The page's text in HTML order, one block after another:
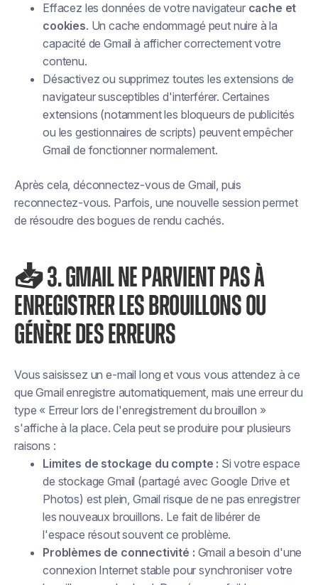
Effacez les données de votre navigateur cache et
cookies. Un cache endommagé peut nuire à la
capacité de Gmail à afficher correctement votre
contenu.
Désactivez ou supprimez toutes les extensions de
navigateur susceptibles d'interférer. Certaines
extensions (notamment les bloqueurs de publicités
ou les gestionnaires de scripts) peuvent empêcher
Gmail de fonctionner normalement.
Après cela, déconnectez-vous de Gmail, puis
reconnectez-vous. Parfois, une nouvelle session permet
de résoudre des bogues de rendu cachés.
📥 3. GMAIL NE PARVIENT PAS À
ENREGISTRER LES BROUILLONS OU
GÉNÈRE DES ERREURS
Vous saisissez un e-mail long et vous vous attendez à ce
que Gmail enregistre automatiquement, mais une erreur du
type « Erreur lors de l'enregistrement du brouillon »
s'affiche à la place. Cela peut se produire pour plusieurs
raisons :
Limites de stockage du compte : Si votre espace
de stockage Gmail (partagé avec Google Drive et
Photos) est plein, Gmail risque de ne pas enregistrer
les nouveaux brouillons. Le fait de libérer de
l'espace résout souvent ce problème.
Problèmes de connectivité : Gmail a besoin d'une
connexion Internet stable pour synchroniser votre